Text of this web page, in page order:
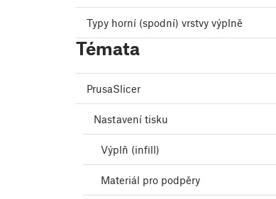
Typy horní (spodní) vrstvy výplně
Témata
PrusaSlicer
Nastavení tisku
Výplň (infill)
Materiál pro podpěry